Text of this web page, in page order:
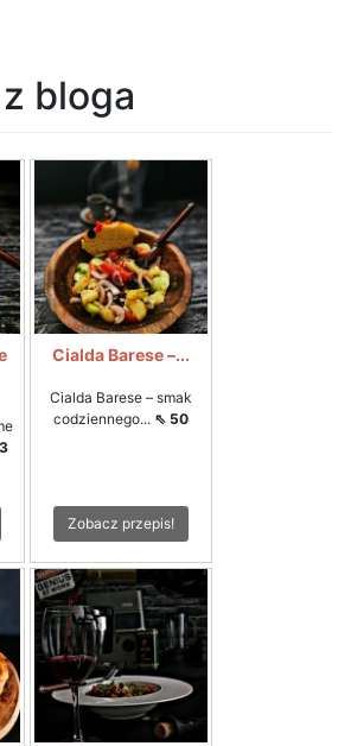
bloga
Cialda Barese –...
Cialda Barese – smak
codziennego... ⇖ 50
Zobacz przepis!